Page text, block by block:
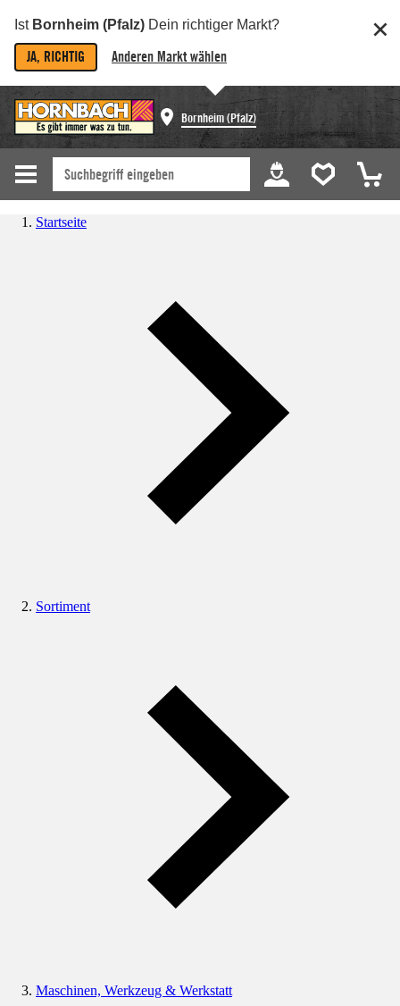
Ist Bornheim (Pfalz) Dein richtiger Markt?
JA, RICHTIG Anderen Markt wählen
Bornheim (Pfalz)
Startseite
Sortiment
Maschinen, Werkzeug & Werkstatt